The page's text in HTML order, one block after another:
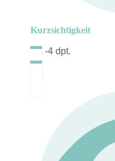
Kurzsichtigkeit
bis -4 dpt.